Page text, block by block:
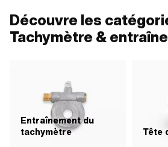
Découvre les
Tachymètre &
Entraînement du
tachymètre
Tête